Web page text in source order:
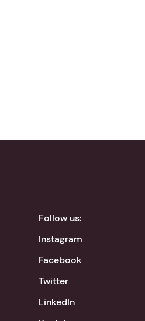
Follow us:
Instagram
Facebook
Twitter
LinkedIn